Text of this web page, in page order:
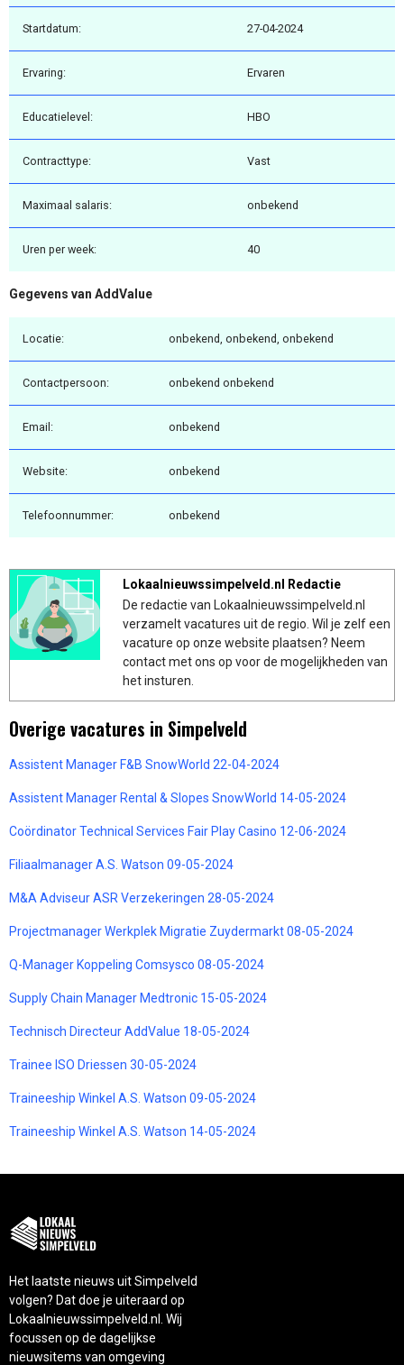
Startdatum: 27-04-2024
Ervaring: Ervaren
Educatielevel: HBO
Contracttype: Vast
Maximaal salaris: onbekend
Uren per week: 40
Gegevens van AddValue
Locatie: onbekend, onbekend, onbekend
Contactpersoon: onbekend onbekend
Email: onbekend
Website: onbekend
Telefoonnummer: onbekend
Lokaalnieuwssimpelveld.nl Redactie
De redactie van Lokaalnieuwssimpelveld.nl
verzamelt vacatures uit de regio. Wil je zelf een
vacature op onze website plaatsen? Neem
contact met ons op voor de mogelijkheden van
het insturen.
Overige vacatures in Simpelveld
Assistent Manager F&B SnowWorld 22-04-2024
Assistent Manager Rental & Slopes SnowWorld 14-05-2024
Coördinator Technical Services Fair Play Casino 12-06-2024
Filiaalmanager A.S. Watson 09-05-2024
M&A Adviseur ASR Verzekeringen 28-05-2024
Projectmanager Werkplek Migratie Zuydermarkt 08-05-2024
Q-Manager Koppeling Comsysco 08-05-2024
Supply Chain Manager Medtronic 15-05-2024
Technisch Directeur AddValue 18-05-2024
Trainee ISO Driessen 30-05-2024
Traineeship Winkel A.S. Watson 09-05-2024
Traineeship Winkel A.S. Watson 14-05-2024
Het laatste nieuws uit Simpelveld
volgen? Dat doe je uiteraard op
Lokaalnieuwssimpelveld.nl. Wij
focussen op de dagelijkse
nieuwsitems van omgeving